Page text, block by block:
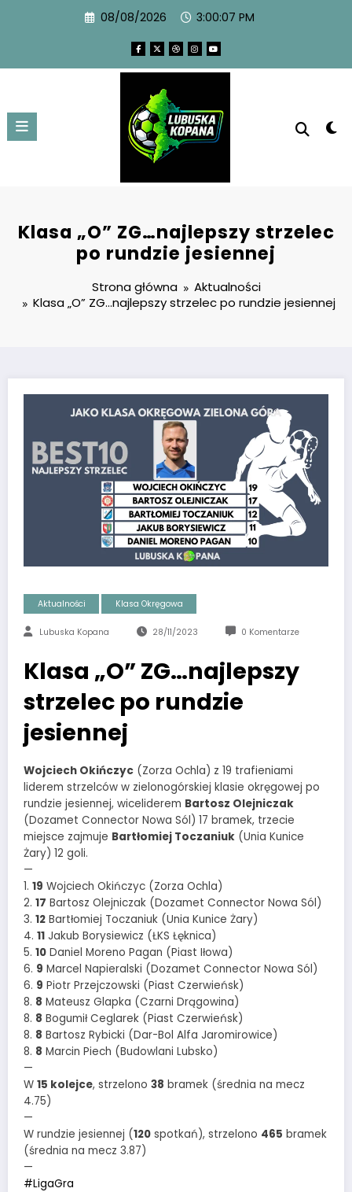
08/08/2026 3:00:07 PM
Klasa „O” ZG…najlepszy strzelec
po rundzie jesiennej
Strona główna
Aktualności
Klasa „O” ZG…najlepszy strzelec po rundzie jesiennej
Aktualności Klasa Okręgowa
Lubuska Kopana 28/11/2023 0 Komentarze
Klasa „O” ZG…najlepszy
strzelec po rundzie
jesiennej
Wojciech Okińczyc (Zorza Ochla) z 19 trafieniami
liderem strzelców w zielonogórskiej klasie okręgowej po
rundzie jesiennej, wiceliderem Bartosz Olejniczak
(Dozamet Connector Nowa Sól) 17 bramek, trzecie
miejsce zajmuje Bartłomiej Toczaniuk (Unia Kunice
Żary) 12 goli.
—
1. 19 Wojciech Okińczyc (Zorza Ochla)
2. 17 Bartosz Olejniczak (Dozamet Connector Nowa Sól)
3. 12 Bartłomiej Toczaniuk (Unia Kunice Żary)
4. 11 Jakub Borysiewicz (ŁKS Łęknica)
5. 10 Daniel Moreno Pagan (Piast Iłowa)
6. 9 Marcel Napieralski (Dozamet Connector Nowa Sól)
6. 9 Piotr Przejczowski (Piast Czerwieńsk)
8. 8 Mateusz Glapka (Czarni Drągowina)
8. 8 Bogumił Ceglarek (Piast Czerwieńsk)
8. 8 Bartosz Rybicki (Dar-Bol Alfa Jaromirowice)
8. 8 Marcin Piech (Budowlani Lubsko)
—
W 15 kolejce, strzelono 38 bramek (średnia na mecz
4.75)
—
W rundzie jesiennej (120 spotkań), strzelono 465 bramek
(średnia na mecz 3.87)
—
#LigaGra